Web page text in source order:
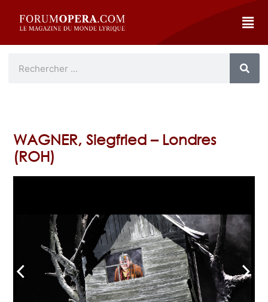
WAGNER, Siegfried – Londres
(ROH)
arrow_back_ios arrow_forward_ios